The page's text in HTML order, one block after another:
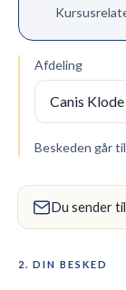
Afdeling
Beskeden går til
Du sender til
2. DIN BESKED